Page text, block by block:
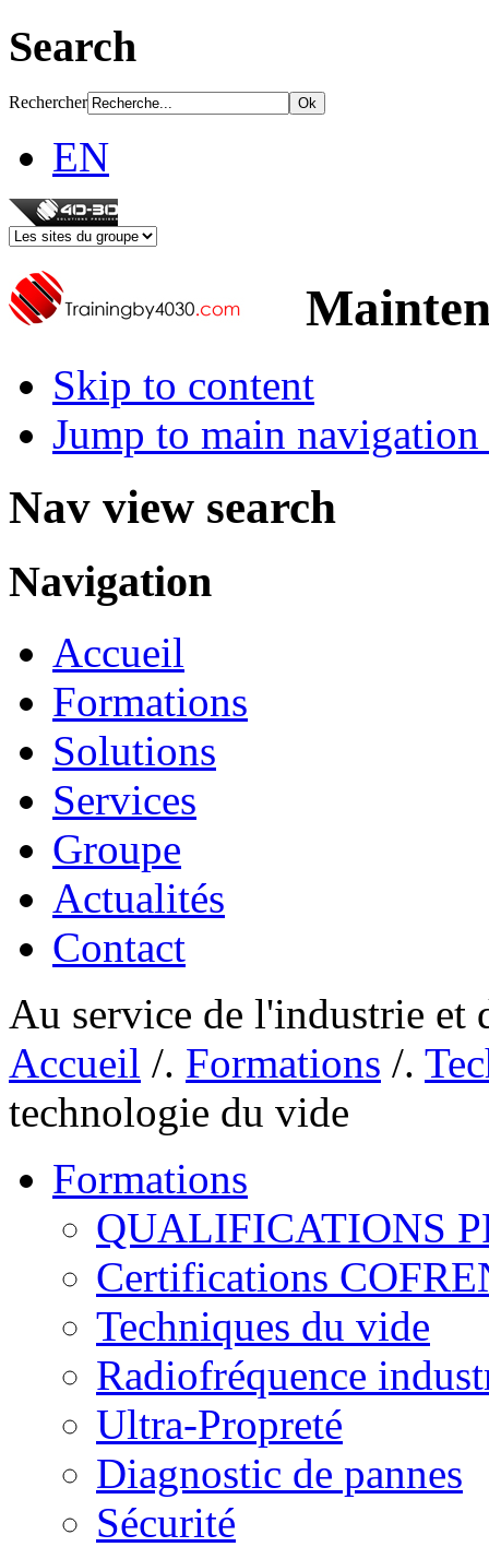
Search
Rechercher
EN
Skip to content
Jump to main
Nav view search
Navigation
Accueil
Formations
Solutions
Services
Groupe
Actualités
Contact
Au service de l'industrie et
Accueil /. Formations /.
technologie du vide
Formations
QUALIFICATIONS
Certifications
Techniques du vide
Radiofréquence
Ultra-Propreté
Diagnostic de pannes
Sécurité